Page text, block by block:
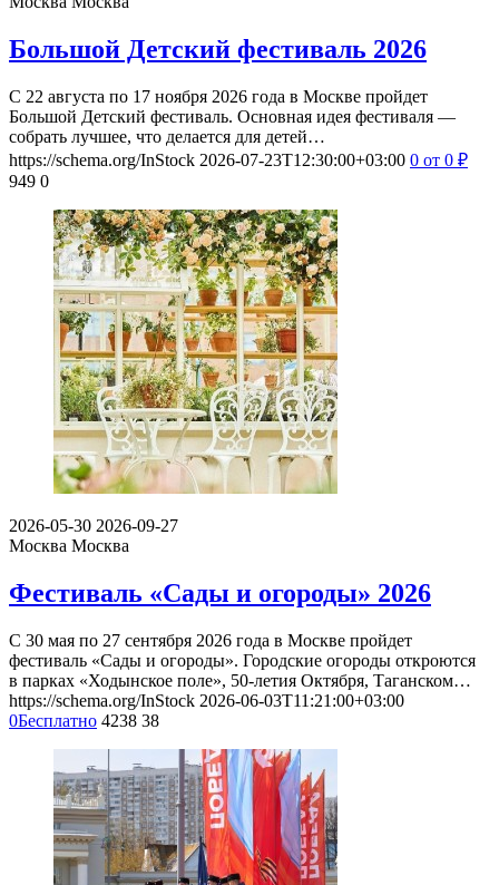
Большой Детский фестиваль 2026
С 22 августа по 17 ноября 2026 года в Москве пройдет
Большой Детский фестиваль. Основная идея фестиваля —
собрать лучшее, что делается для детей…
https://schema.org/InStock 2026-07-23T12:30:00+03:00 0 от 0 ₽
949 0
2026-05-30 2026-09-27
Москва Москва
Фестиваль «Сады и огороды» 2026
С 30 мая по 27 сентября 2026 года в Москве пройдет
фестиваль «Сады и огороды». Городские огороды откроются
в парках «Ходынское поле», 50-летия Октября, Таганском…
https://schema.org/InStock 2026-06-03T11:21:00+03:00
0Бесплатно 4238 38